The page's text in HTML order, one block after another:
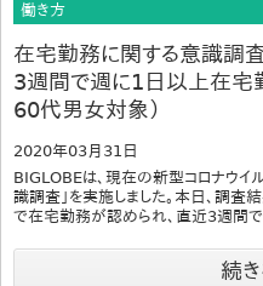
働き方
在宅勤務に関する意識調
3週間で週に1日以上在宅
60代男女対象）
2020年03月31日
BIGLOBEは、現在の新型コロナウイ
識調査」を実施しました。本日、調査
で在宅勤務が認められ、直近3週間
続